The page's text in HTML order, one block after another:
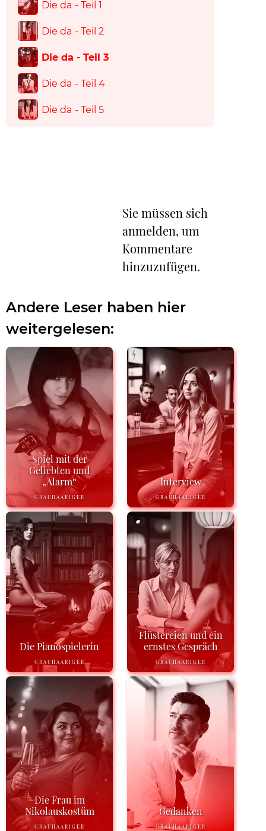
Die da - Teil 1
Die da - Teil 2
Die da - Teil 3
Die da - Teil 4
Die da - Teil 5
Sie müssen sich
anmelden, um
Kommentare
hinzuzufügen.
Andere Leser haben hier
weitergelesen:
Spiel mit der
Geliebten und
„Alarm“
GRAUHAARIGER
Interview
GRAUHAARIGER
Die Pianospielerin
GRAUHAARIGER
Flüstereien und ein
ernstes Gespräch
GRAUHAARIGER
Die Frau im
Nikolauskostüm
GRAUHAARIGER
Gedanken
GRAUHAARIGER